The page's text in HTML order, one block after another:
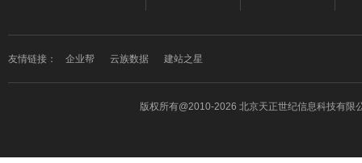
友情链接： 企业帮 云族数据 建站之星
版权所有@2010-2026 北京天正世纪信息科技有限